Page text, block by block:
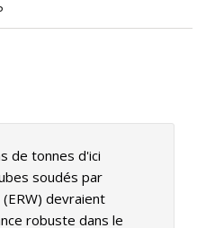
de tonnes d'ici
soudés par
devraient
robuste dans le